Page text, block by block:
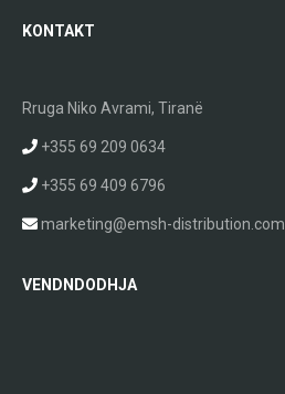
KONTAKT
Rruga Niko Avrami, Tiranë
+355 69 209 0634
+355 69 409 6796
marketing@emsh-distribution.com
VENDNDODHJA